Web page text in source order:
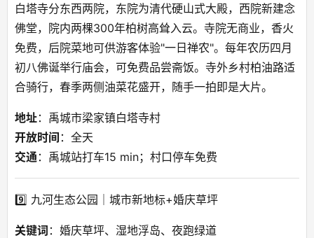
白塔寺分东西两院，东院为清代硬山式大殿，西院新建念
佛堂，院内两棵300年柏树高耸入云。寺院无商业，香火
免费，后院菜地可供游客体验"一日禅农"。每年农历四月
初八佛诞举行庙会，可免费品尝斋饭。寺外乡村柏油路适
合骑行，春季两侧油菜花盛开，随手一拍即是大片。
地址：禹城市梁家镇白塔寺村
开放时间 ：全天
交通 ：禹城站打车15 min；村口停车免费
9️⃣ 九河生态公园｜城市新地标+婚庆草坪
关键词 ：婚庆草坪、湿地浮岛、夜跑绿道